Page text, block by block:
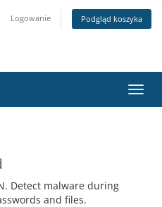
Logowanie Podgląd koszyka
Detect malware during
and files.